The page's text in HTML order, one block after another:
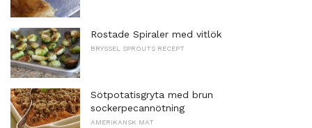
Rostade Spiraler med vitlök
BRYSSEL SPROUTS RECEPT
Sötpotatisgryta med brun
sockerpecannötning
AMERIKANSK MAT